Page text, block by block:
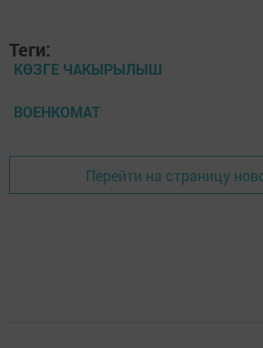
Теги:
КӨЗГЕ ЧАКЫРЫЛЫШ
ВОЕНКОМАТ
Перейти на страницу